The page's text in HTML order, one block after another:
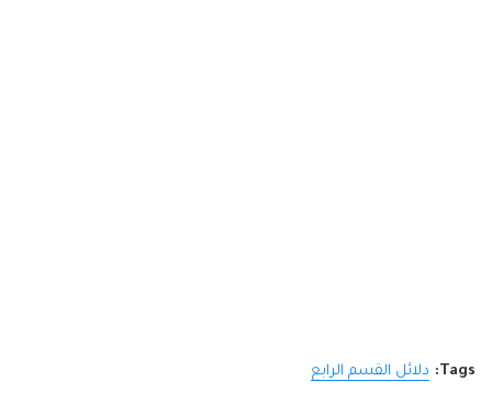
Tags: دلائل القسم الرابع